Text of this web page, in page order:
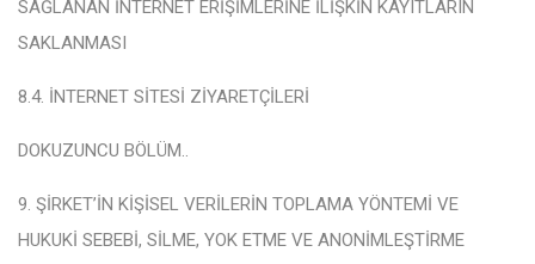
SAĞLANAN İNTERNET ERİŞİMLERİNE İLİŞKİN KAYITLARIN
SAKLANMASI
8.4. İNTERNET SİTESİ ZİYARETÇİLERİ
DOKUZUNCU BÖLÜM..
9. ŞİRKET’İN KİŞİSEL VERİLERİN TOPLAMA YÖNTEMİ VE
HUKUKİ SEBEBİ, SİLME, YOK ETME VE ANONİMLEŞTİRME